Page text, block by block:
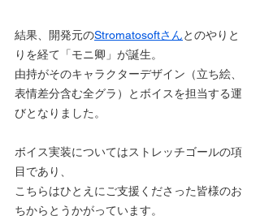
結果、開発元のStromatosoftさんとのやりと
りを経て「モニ卿」が誕生。
由持がそのキャラクターデザイン（立ち絵、
表情差分含む全グラ）とボイスを担当する運
びとなりました。
ボイス実装についてはストレッチゴールの項
目であり、
こちらはひとえにご支援くださった皆様のお
ちからとうかがっています。